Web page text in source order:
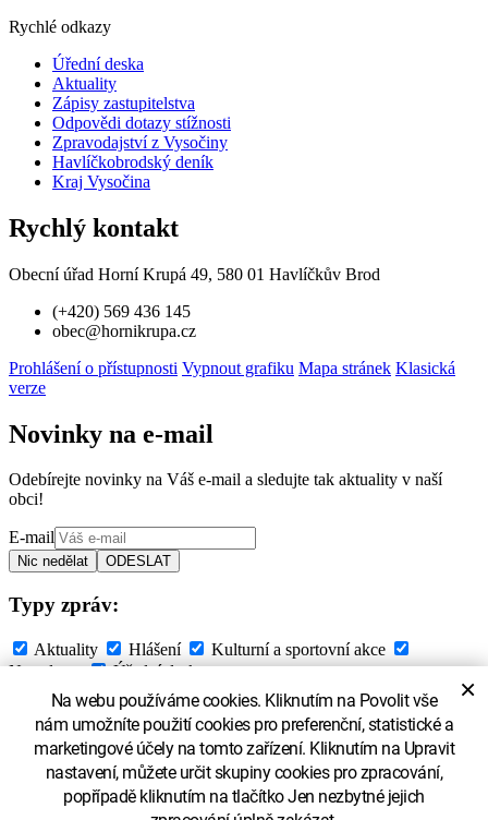
Na webu používáme cookies. Kliknutím na Povolit vše
nám umožníte použití cookies pro preferenční, statistické a
marketingové účely na tomto zařízení. Kliknutím na Upravit
nastavení, můžete určit skupiny cookies pro zpracování,
popřípadě kliknutím na tlačítko Jen nezbytné jejich
×
Rychlé odkazy
Úřední deska
Aktuality
Zápisy zastupitelstva
Odpovědi dotazy stížnosti
Zpravodajství z Vysočiny
Havlíčkobrodský deník
Kraj Vysočina
Rychlý kontakt
Obecní úřad Horní Krupá 49, 580 01 Havlíčkův Brod
(+420) 569 436 145
obec@hornikrupa.cz
Prohlášení o přístupnosti Vypnout grafiku Mapa stránek Klasická
verze
Novinky na e-mail
Odebírejte novinky na Váš e-mail a sledujte tak aktuality v naší
obci!
E-mail
Typy zpráv:
Aktuality Hlášení
Kulturní a sportovní akce
Newsletter
Úřední deska
Souhlasím sezpracováním osobních údajů